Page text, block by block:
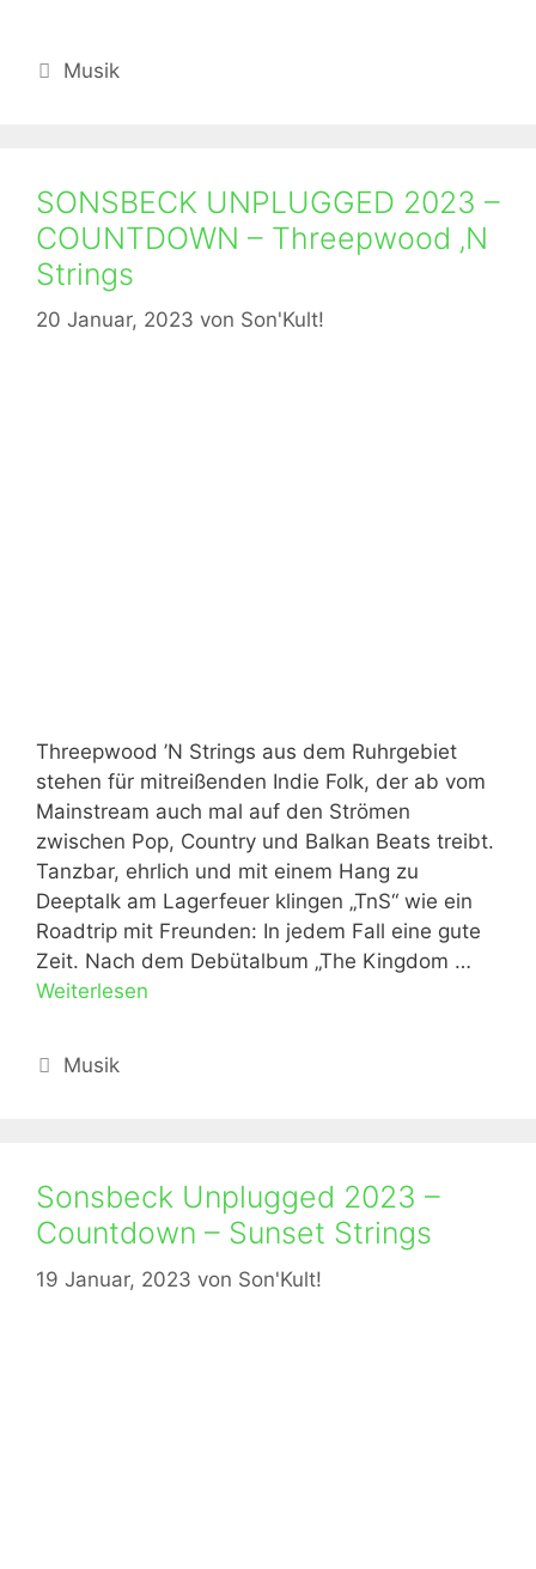
Kategorien
Musik
SONSBECK UNPLUGGED 2023 –
COUNTDOWN – Threepwood ‚N
Strings
20 Januar, 2023 von Son'Kult!
Threepwood ’N Strings aus dem Ruhrgebiet
stehen für mitreißenden Indie Folk, der ab vom
Mainstream auch mal auf den Strömen
zwischen Pop, Country und Balkan Beats treibt.
Tanzbar, ehrlich und mit einem Hang zu
Deeptalk am Lagerfeuer klingen „TnS“ wie ein
Roadtrip mit Freunden: In jedem Fall eine gute
Zeit. Nach dem Debütalbum „The Kingdom …
Weiterlesen
Kategorien
Musik
Sonsbeck Unplugged 2023 –
Countdown – Sunset Strings
19 Januar, 2023 von Son'Kult!